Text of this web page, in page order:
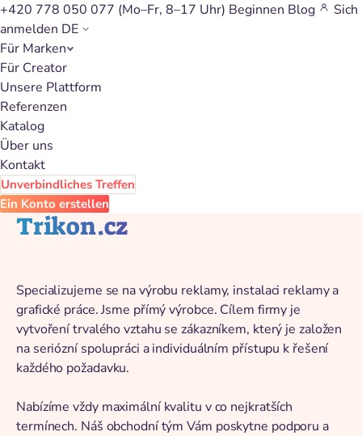
+420 778 050 077 (Mo–Fr, 8–17 Uhr) Beginnen Blog
Sich
anmelden DE
Für Marken
Für Creator
Unsere Plattform
Referenzen
Katalog
Über uns
Kontakt
Unverbindliches Treffen
Ein Konto erstellen
Zurück zum Katalog
Trikon.cz
Specializujeme se na výrobu reklamy, instalaci reklamy a
grafické práce. Jsme přímý výrobce. Cílem firmy je
vytvoření trvalého vztahu se zákazníkem, který je založen
na seriózní spolupráci a individuálním přístupu k řešení
každého požadavku.
Nabízíme vždy maximální kvalitu v co nejkratších
termínech. Náš obchodní tým Vám poskytne podporu a